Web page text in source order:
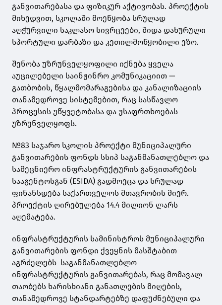
განვითარებასა და ფიზიკურ აქტივობას. პროექტის
მიხედვით, სკოლაში მოეწყობა სრულად
აღჭურვილი საკლასო სივრცეები, შიდა დახურული
სპორტული დარბაზი და კეთილმოწყობილი ეზო.
შენობა უზრუნველყოფილი იქნება ყველა
აუცილებელი საინჟინრო კომუნიკაციით —
გათბობის, წყალმომარაგებისა და კანალიზაციის
თანამედროვე სისტემებით, რაც სასწავლო
პროცესის უწყვეტობასა და უსაფრთხოებას
უზრუნველყოფს.
№83 საჯარო სკოლის პროექტი მუნიციპალური
განვითარების ფონდს სსიპ საგანმანათლებლო და
სამეცნიერო ინფრასტრუქტურის განვითარების
სააგენტოსგან (ESIDA) გადმოეცა და სრულად
ფინანსდება საქართველოს მთავრობის მიერ.
პროექტის ღირებულება 14.4 მილიონ ლარს
აღემატება.
ინფრასტრუქტურის სამინისტროს მუნიციპალური
განვითარების ფონდი ქვეყნის მასშტაბით
აგრძელებს საგანმანათლებლო
ინფრასტრუქტურის განვითარებას, რაც მომავალ
თაობებს ხარისხიანი განათლების მიღების,
თანამედროვე სტანდარტებზე დაფუძნებული და